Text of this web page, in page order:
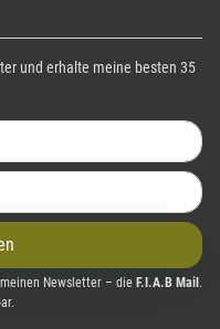
und erhalte meine besten 35
Newsletter – die F.I.A.B Mail .